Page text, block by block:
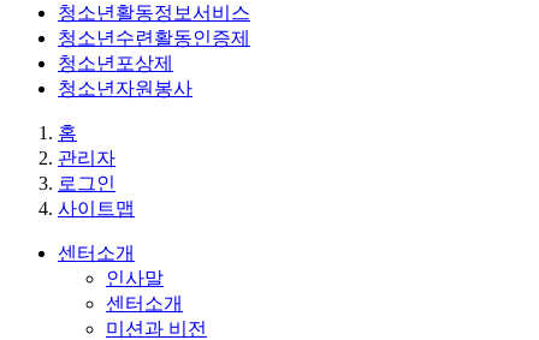
청소년활동정보서비스
청소년수련활동인증제
청소년포상제
청소년자원봉사
홈
관리자
로그인
사이트맵
센터소개
인사말
센터소개
미션과 비전